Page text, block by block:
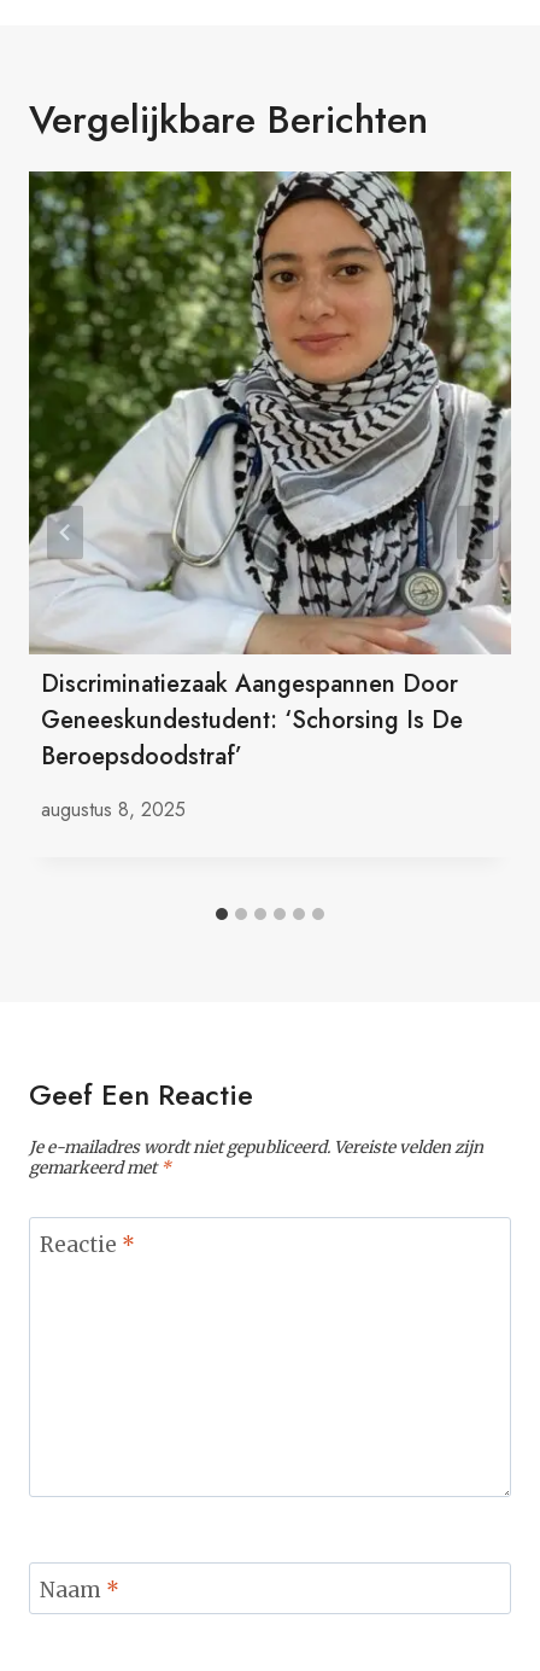
Vergelijkbare Berichten
Discriminatiezaak Aangespannen Door
Geneeskundestudent: ‘Schorsing Is De
Beroepsdoodstraf’
augustus 8, 2025
Geef Een Reactie
Je e-mailadres wordt niet gepubliceerd. Vereiste velden zijn
gemarkeerd met*
Reactie *
Naam *